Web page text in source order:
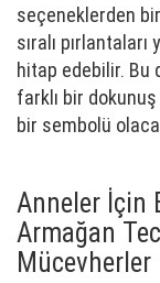
seçeneklerden
sıralı
hitap edebilir. Bu
farklı bir dokunuş
bir sembolü
Anneler İçin
Armağan
Mücevherler